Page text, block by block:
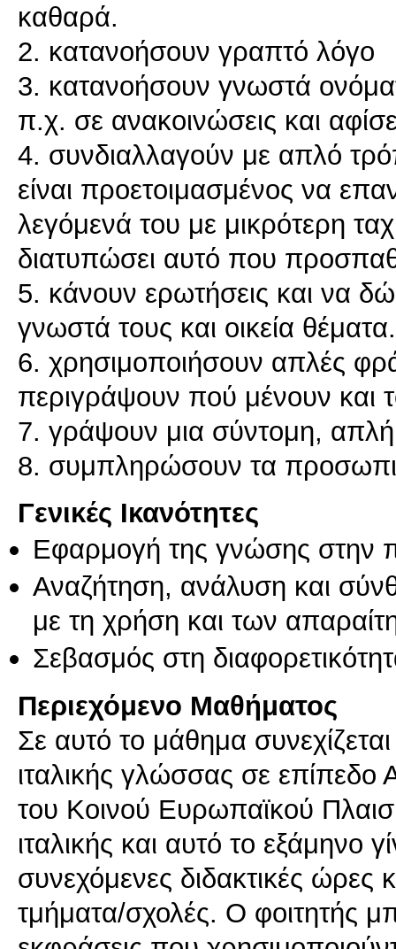
καθαρά.
2. κατανοήσουν γραπτό λόγο
3. κατανοήσουν γνωστά
π.χ. σε ανακοινώσεις και
4. συνδιαλλαγούν με απλό
είναι προετοιμασμένος να
λεγόμενά του με μικρότερη
διατυπώσει αυτό που
5. κάνουν ερωτήσεις και να
γνωστά τους και οικεία θέματα.
6. χρησιμοποιήσουν απλές
περιγράψουν πού μένουν και
7. γράψουν μια σύντομη,
8. συμπληρώσουν τα
Γενικές Ικανότητες
Εφαρμογή της γνώσης στην
Αναζήτηση, ανάλυση και
με τη χρήση και των
Σεβασμός στη
Περιεχόμενο Μαθήματος
Σε αυτό το μάθημα
ιταλικής γλώσσας σε
του Κοινού Ευρωπαϊκού
ιταλικής και αυτό το εξάμηνο
συνεχόμενες διδακτικές ώρες
τμήματα/σχολές. Ο φοιτητής